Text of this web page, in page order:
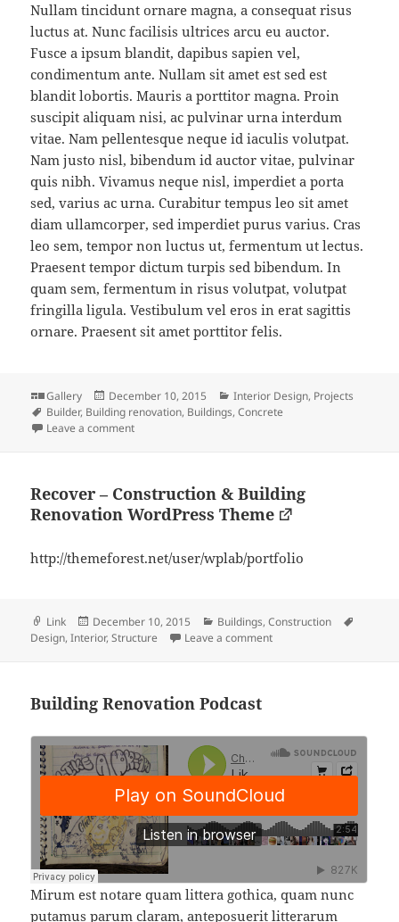
Nullam tincidunt ornare magna, a consequat risus
luctus at. Nunc facilisis ultrices arcu eu auctor.
Fusce a ipsum blandit, dapibus sapien vel,
condimentum ante. Nullam sit amet est sed est
blandit lobortis. Mauris a porttitor magna. Proin
suscipit aliquam nisi, ac pulvinar urna interdum
vitae. Nam pellentesque neque id iaculis volutpat.
Nam justo nisl, bibendum id auctor vitae, pulvinar
quis nibh. Vivamus neque nisl, imperdiet a porta
sed, varius ac urna. Curabitur tempus leo sit amet
diam ullamcorper, sed imperdiet purus varius. Cras
leo sem, tempor non luctus ut, fermentum ut lectus.
Praesent tempor dictum turpis sed bibendum. In
quam sem, fermentum in risus volutpat, volutpat
fringilla ligula. Vestibulum vel eros in erat sagittis
ornare. Praesent sit amet porttitor felis.
Format
Gallery
Posted
on
December 10, 2015 Categories
Interior Design, Projects
Tags
Builder, Building renovation, Buildings,Concrete
Leave a commenton Qui nunc nobis videntur parum clari, fiant
Recover – Construction & Building
Renovation WordPress Theme
http://themeforest.net/user/wplab/portfolio
Format
Link
Posted
on
December 10, 2015 Categories
Buildings,Construction
Design,Interior,Structure Leave a commenton Recover –
Building Renovation Podcast
Mirum est notare quam littera gothica, quam nunc
putamus parum claram, anteposuerit litterarum